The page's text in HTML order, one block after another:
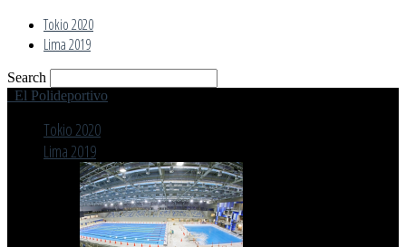
Tokio 2020
Lima 2019
Search
El Polideportivo
Tokio 2020
Lima 2019